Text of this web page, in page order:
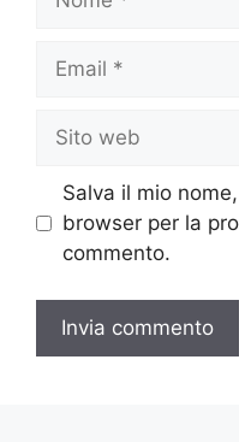
Email
Sito
web
Salva il mio
browser per la
commento.